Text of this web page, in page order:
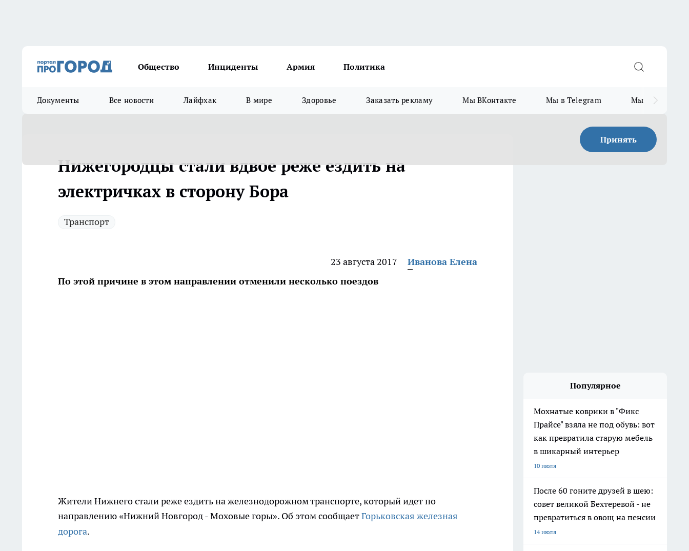
Общество Инциденты Армия Политика
Документы Все новости Лайфхак В мире Здоровье Заказать рекламу Мы ВКонтакте Мы в Telegram Мы в MAX
Принять
Нижегородцы стали вдвое реже ездить на
электричках в сторону Бора
Транспорт
23 августа 2017
Иванова Елена
По этой причине в этом направлении отменили несколько поездов
Жители Нижнего стали реже ездить на железнодорожном транспорте, который идет по
направлению «Нижний Новгород - Моховые горы». Об этом сообщаетГорьковская железная
дорога.
Популярное
Мохнатые коврики в "Фикс
Прайсе" взяла не под обувь: вот
как превратила старую мебель
в шикарный интерьер
10 июля
После 60 гоните друзей в шею:
совет великой Бехтеревой - не
превратиться в овощ на пенсии
14 июля